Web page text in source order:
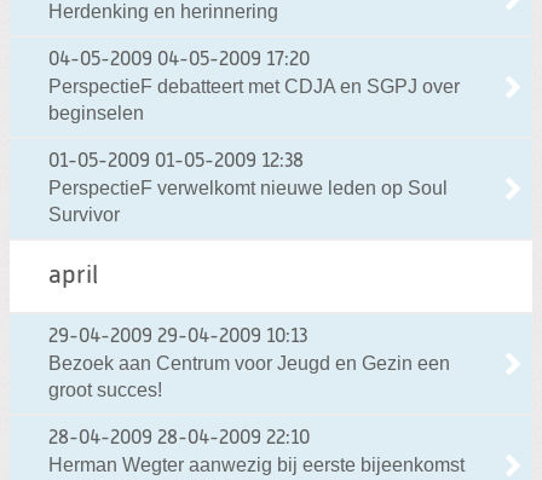
Herdenking en herinnering
04-05-2009 04-05-2009 17:20
PerspectieF debatteert met CDJA en SGPJ over
beginselen
01-05-2009 01-05-2009 12:38
PerspectieF verwelkomt nieuwe leden op Soul
Survivor
april
29-04-2009 29-04-2009 10:13
Bezoek aan Centrum voor Jeugd en Gezin een
groot succes!
28-04-2009 28-04-2009 22:10
Herman Wegter aanwezig bij eerste bijeenkomst